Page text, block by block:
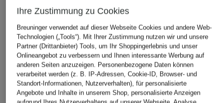
ÄHNLICHE ARTIKEL ENTDECKEN
Ihre Zustimmung zu Cookies
Breuninger verwendet auf dieser Webseite Cookies und andere Web-
Technologien („Tools“). Mit Ihrer Zustimmung nutzen wir und unsere
Partner (Drittanbieter) Tools, um Ihr Shoppingerlebnis und unser
Onlineangebot zu verbessern und Ihnen interessante Werbung auf
anderen Seiten anzuzeigen. Personenbezogene Daten können
verarbeitet werden (z. B. IP-Adressen, Cookie-ID, Browser- und
Standort-Informationen, Nutzerverhalten), für personalisierte
Angebote und Inhalte in unserem Shop, personalisierte Anzeigen